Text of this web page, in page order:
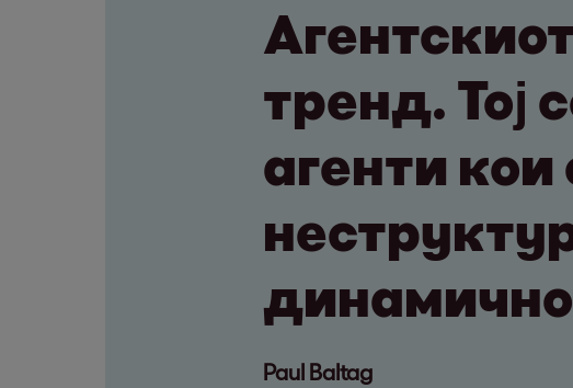
тренд. Тој
агенти
динамично
Paul Baltag